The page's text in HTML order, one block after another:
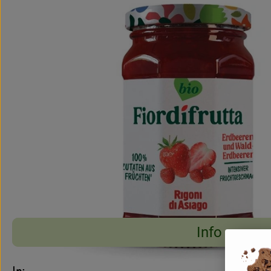
Info
Es wurden keine